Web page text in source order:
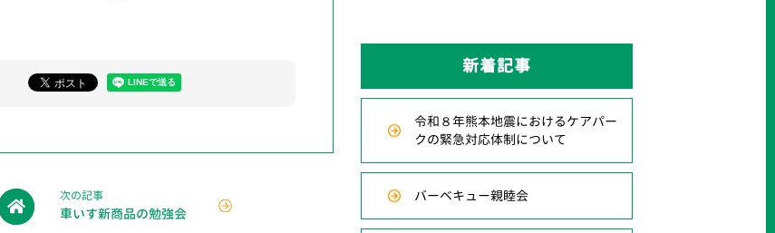
次の記事
車いす新商品の勉強会
新着記事
令和８年熊本地震におけるケアパー
クの緊急対応体制について
バーベキュー親睦会